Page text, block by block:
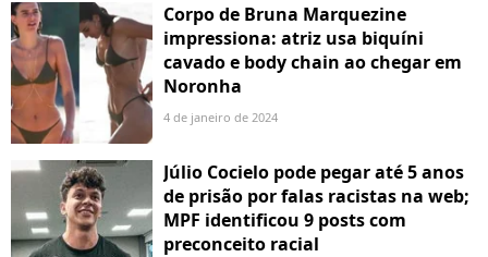
Corpo de Bruna Marquezine
impressiona: atriz usa biquíni
cavado e body chain ao chegar em
Noronha
4 de janeiro de 2024
Júlio Cocielo pode pegar até 5 anos
de prisão por falas racistas na web;
MPF identificou 9 posts com
preconceito racial